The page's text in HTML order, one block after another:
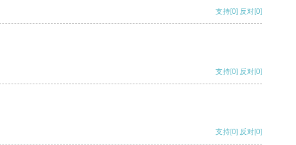
支持[0] 反对[0]
支持[0] 反对[0]
支持[0] 反对[0]